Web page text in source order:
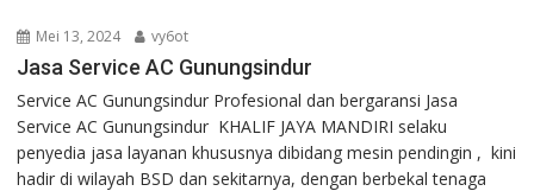
Mei 13, 2024 vy6ot
Jasa Service AC Gunungsindur
Service AC Gunungsindur Profesional dan bergaransi Jasa
Service AC Gunungsindur KHALIF JAYA MANDIRI selaku
penyedia jasa layanan khususnya dibidang mesin pendingin , kini
hadir di wilayah BSD dan sekitarnya, dengan berbekal tenaga